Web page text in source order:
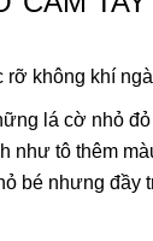
rỡ không khí
lá cờ nhỏ
như tô thêm
bé nhưng đầy